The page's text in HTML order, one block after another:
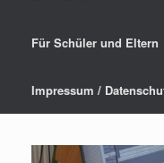
Für Schüler und Eltern
Impressum /